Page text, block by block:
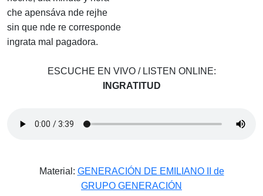
che apensáva nde rejhe
sin que nde re corresponde
ingrata mal pagadora.
ESCUCHE EN VIVO / LISTEN ONLINE:
INGRATITUD
Material: GENERACIÓN DE EMILIANO II de
GRUPO GENERACIÓN